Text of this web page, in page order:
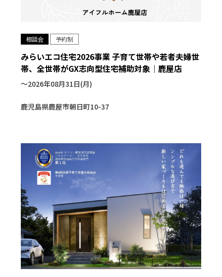
相談会 予約制
みらいエコ住宅2026事業 子育て世帯や若者夫婦世
帯、全世帯がGX志向型住宅補助対象｜鹿屋店
〜2026年08月31日(月)
鹿児島県鹿屋市朝日町10-37